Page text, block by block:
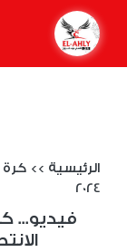
الرئيسية >> كرة
2024
فيديو...